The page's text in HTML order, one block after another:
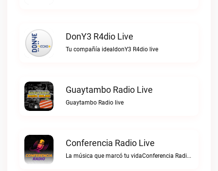
DonY3 R4dio Live
Tu compañía idealdonY3 R4dio live
Guaytambo Radio Live
Guaytambo Radio live
Conferencia Radio Live
La música que marcó tu vidaConferencia Radio live